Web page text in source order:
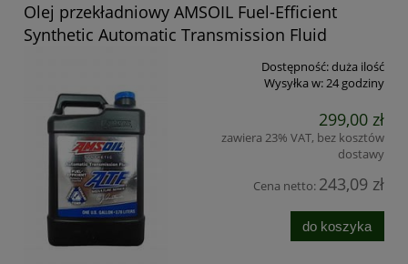
Olej przekładniowy AMSOIL Fuel-Efficient
Synthetic Automatic Transmission Fluid
Dostępność:duża ilość
Wysyłka w:24 godziny
299,00 zł
zawiera 23% VAT, bez kosztów
dostawy
Cena netto: 243,09 zł
do koszyka